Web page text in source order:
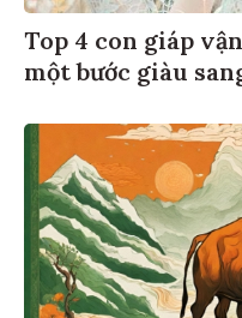
Top 4 con giáp
một bước giàu